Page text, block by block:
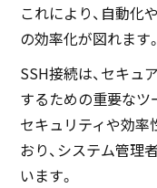
これにより、自動化
の効率化が図れます。
SSH接続は、セキュ
するための重要なツ
セキュリティや効率
おり、システム管理
います。